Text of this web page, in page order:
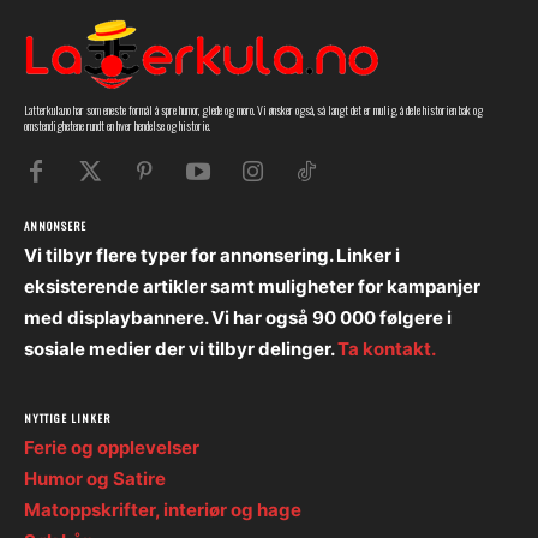
Latterkula.no har som eneste formål å spre humor, glede og moro. Vi ønsker også, så langt det er mulig, å dele historien bak og
omstendighetene rundt en hver hendelse og historie.
ANNONSERE
Vi tilbyr flere typer for annonsering. Linker i
eksisterende artikler samt muligheter for kampanjer
med displaybannere. Vi har også 90 000 følgere i
sosiale medier der vi tilbyr delinger.Ta kontakt.
NYTTIGE LINKER
Ferie og opplevelser
Humor og Satire
Matoppskrifter, interiør og hage